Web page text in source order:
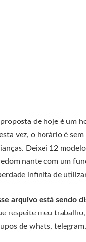
de hoje é um
vez, o horário é
Deixei 12
com um
infinita de
arquivo está sendo
respeite meu
de whats,